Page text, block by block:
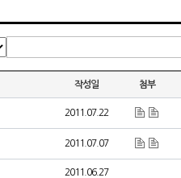
작성일 첨부
2011.07.22
2011.07.07
2011.06.27